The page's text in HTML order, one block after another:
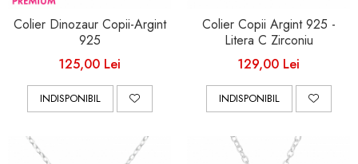
Colier Dinozaur Copii-Argint
925
125,00 Lei
INDISPONIBIL
Colier Copii Argint 925 -
Litera C Zirconiu
129,00 Lei
INDISPONIBIL